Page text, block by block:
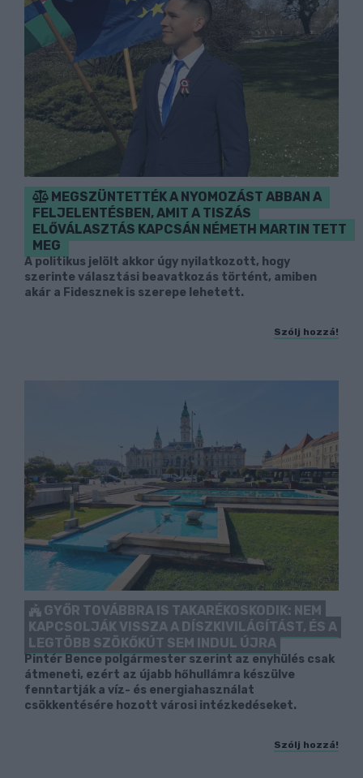
MEGSZÜNTETTÉK A NYOMOZÁST ABBAN A
FELJELENTÉSBEN, AMIT A TISZÁS
ELŐVÁLASZTÁS KAPCSÁN NÉMETH MARTIN TETT
MEG
A politikus jelölt akkor úgy nyilatkozott, hogy
szerinte választási beavatkozás történt, amiben
akár a Fidesznek is szerepe lehetett.
Szólj hozzá!
GYŐR TOVÁBBRA IS TAKARÉKOSKODIK: NEM
KAPCSOLJÁK VISSZA A DÍSZKIVILÁGÍTÁST, ÉS A
LEGTÖBB SZÖKŐKÚT SEM INDUL ÚJRA
Pintér Bence polgármester szerint az enyhülés csak
átmeneti, ezért az újabb hőhullámra készülve
fenntartják a víz- és energiahasználat
csökkentésére hozott városi intézkedéseket.
Szólj hozzá!